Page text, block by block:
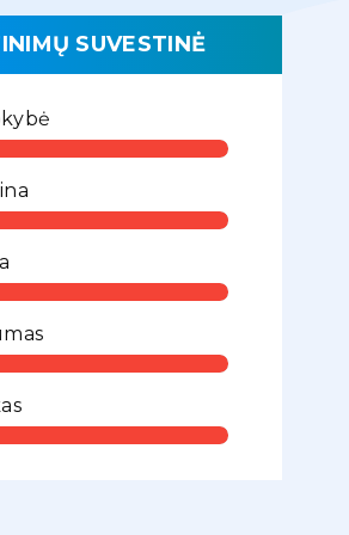
SUVESTINĖ